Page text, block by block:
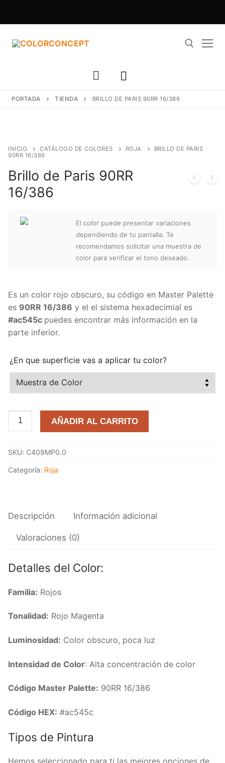
PORTADA TIENDA BRILLO DE PARIS 90RR 16/386
INICIO CATÁLOGO DE COLORES ROJA
BRILLO DE PARIS
90RR 16/386
Brillo de Paris 90RR
16/386
El color puede presentar variaciones
dependiendo de tu pantalla. Te
recomendamos solicitar una muestra de
color para verificar el tono deseado.
Es un color rojo obscuro, su código en Master Palette
es 90RR 16/386 y el el sistema hexadecimial es
#ac545c puedes encontrar más información en la
parte inferior.
¿En que superficie vas a aplicar tu color?
Brillo
de
90RR
16/386
AÑADIR AL CARRITO
SKU: C409MP0.0
Categoría: Roja
Descripción Información adicional
Valoraciones (0)
Detalles del Color:
Familia: Rojos
Tonalidad: Rojo Magenta
Luminosidad: Color obscuro, poca luz
Intensidad de Color: Alta concentración de color
Código Master Palette: 90RR 16/386
Código HEX: #ac545c
Tipos de Pintura